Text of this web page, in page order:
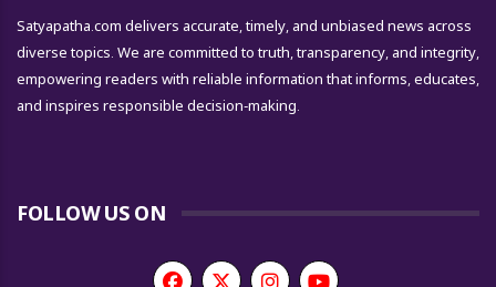
Satyapatha.com delivers accurate, timely, and unbiased news across
diverse topics. We are committed to truth, transparency, and integrity,
empowering readers with reliable information that informs, educates,
and inspires responsible decision-making.
FOLLOW US ON